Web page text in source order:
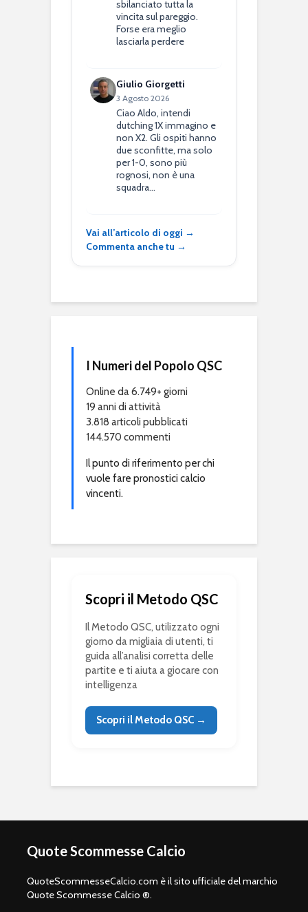
sbilanciato tutta la
vincita sul pareggio.
Forse era meglio
lasciarla perdere
Giulio Giorgetti
3 Agosto 2026
Ciao Aldo, intendi
dutching 1X immagino e
non X2. Gli ospiti hanno
due sconfitte, ma solo
per 1-0, sono più
rognosi, non è una
squadra…
Vai all’articolo di oggi →
Commenta anche tu →
I Numeri del Popolo QSC
Online da 6.749+ giorni
19 anni di attività
3.818 articoli pubblicati
144.570 commenti
Il punto di riferimento per chi
vuole fare pronostici calcio
vincenti.
Scopri il Metodo QSC
Il Metodo QSC, utilizzato ogni
giorno da migliaia di utenti, ti
guida all’analisi corretta delle
partite e ti aiuta a giocare con
intelligenza
Scopri il Metodo QSC →
Quote Scommesse Calcio
QuoteScommesseCalcio.com è il sito ufficiale del marchio
Quote Scommesse Calcio ®.